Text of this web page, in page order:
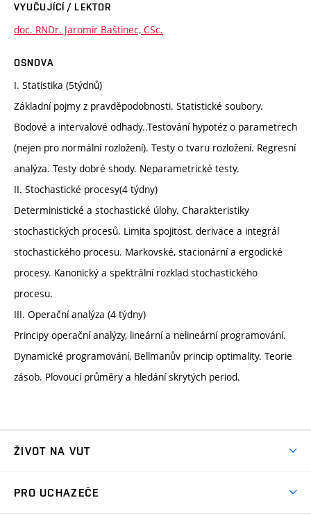
VYUČUJÍCÍ / LEKTOR
doc. RNDr. Jaromír Baštinec, CSc.
OSNOVA
I. Statistika (5týdnů)
Základní pojmy z pravděpodobnosti. Statistické soubory.
Bodové a intervalové odhady..Testování hypotéz o parametrech
(nejen pro normální rozložení). Testy o tvaru rozložení. Regresní
analýza. Testy dobré shody. Neparametrické testy.
II. Stochastické procesy(4 týdny)
Deterministické a stochastické úlohy. Charakteristiky
stochastických procesů. Limita spojitost, derivace a integrál
stochastického procesu. Markovské, stacionární a ergodické
procesy. Kanonický a spektrální rozklad stochastického
procesu.
III. Operační analýza (4 týdny)
Principy operační analýzy, lineární a nelineární programování.
Dynamické programování, Bellmanův princip optimality. Teorie
zásob. Plovoucí průměry a hledání skrytých period.
ŽIVOT NA VUT
PRO UCHAZEČE